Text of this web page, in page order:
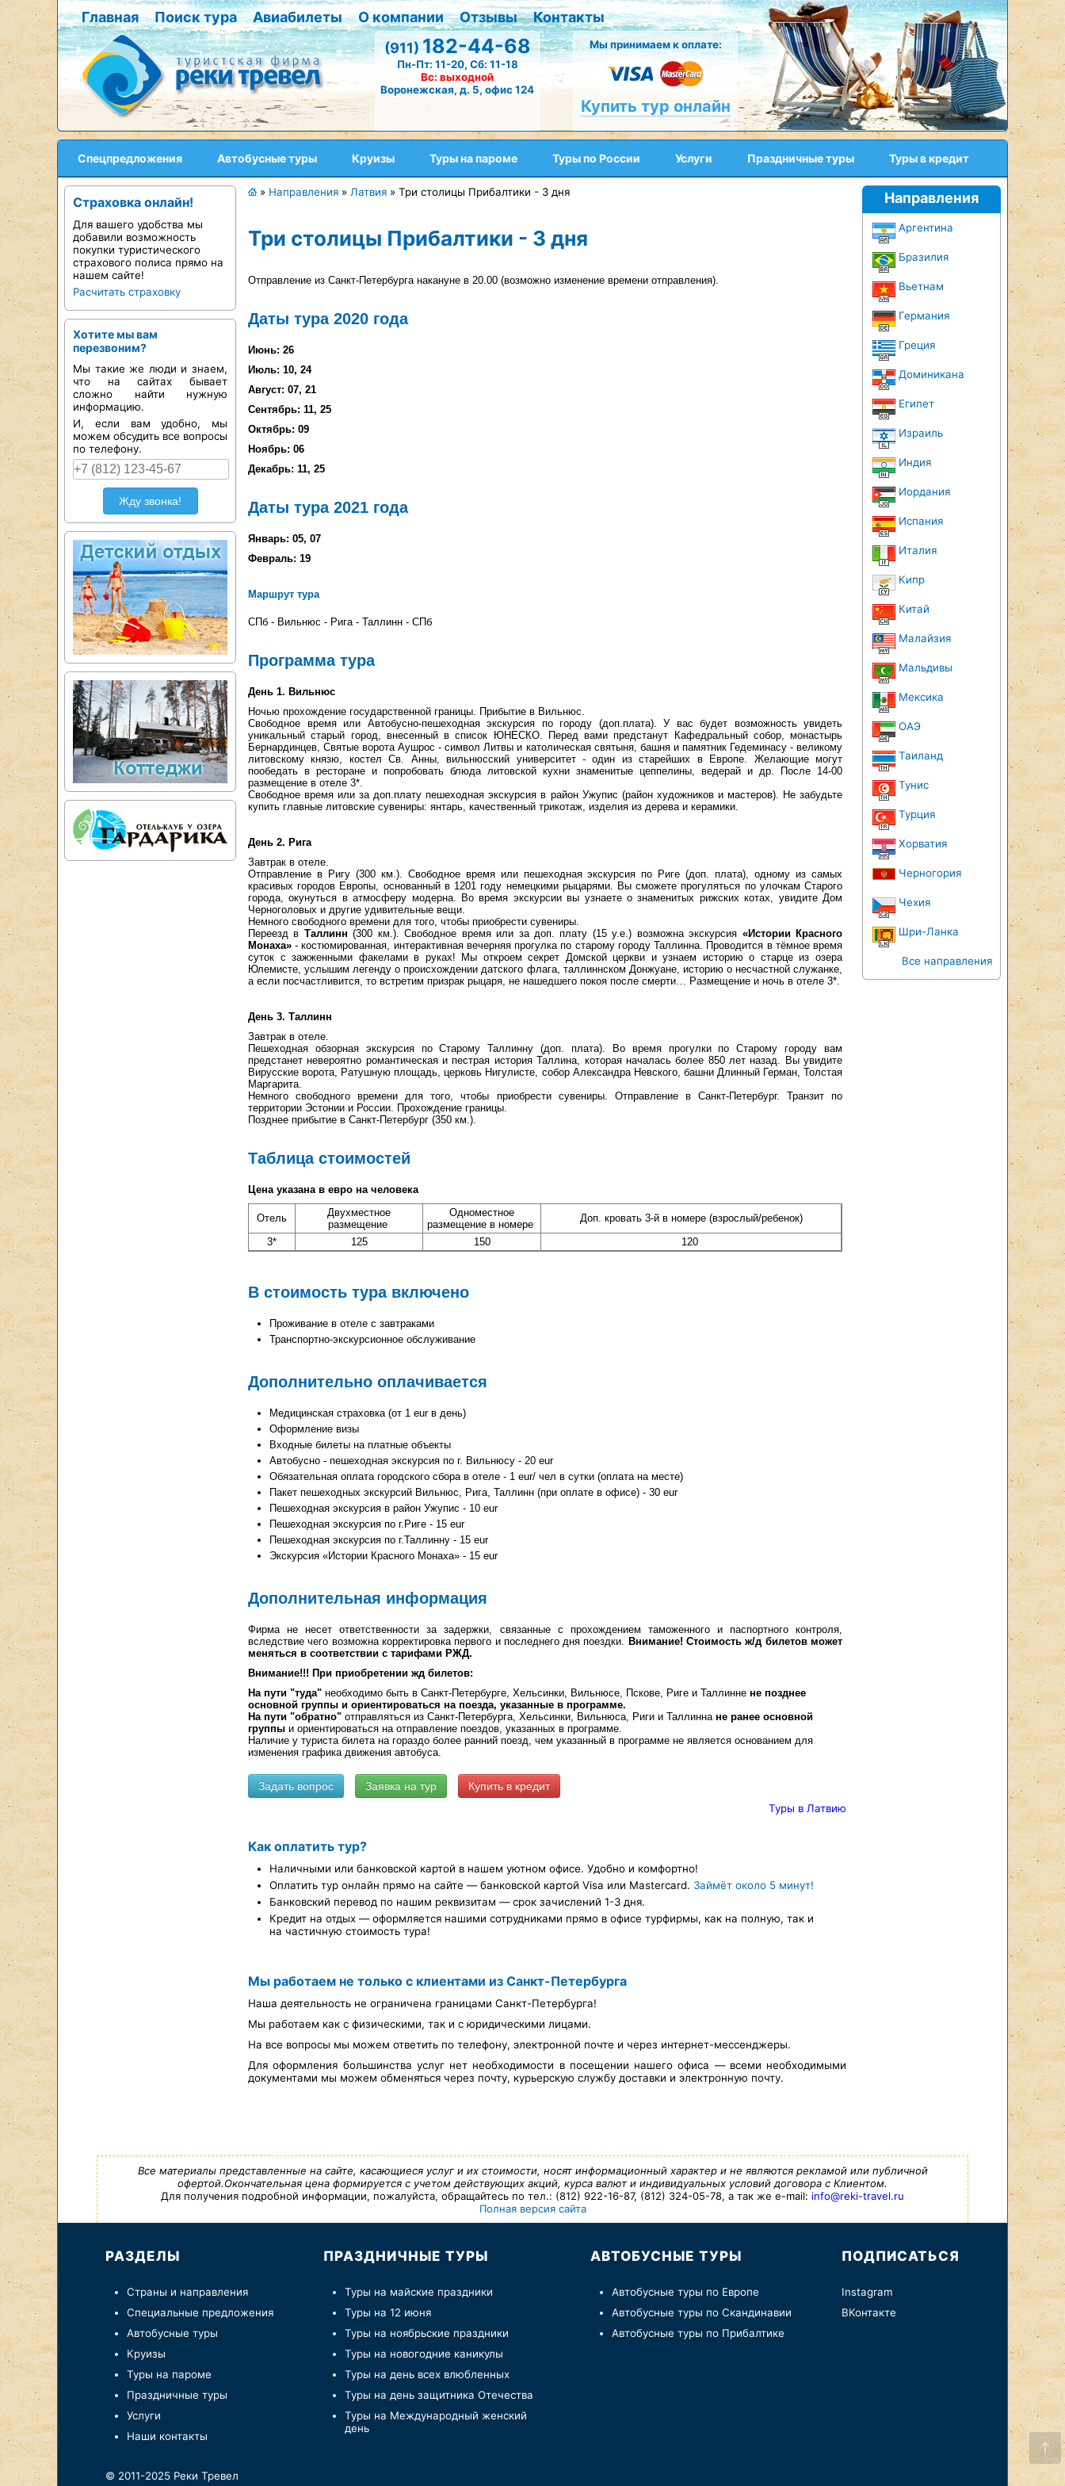
Главная Поиск тура Авиабилеты О компании Отзывы
Контакты
(911)182-44-68
Пн-Пт: 11-20, Сб: 11-18
Вс: выходной
Воронежская, д. 5, офис 124
Мы принимаем к оплате:
Купить тур онлайн
Спецпредложения Автобусные туры Круизы Туры на пароме Туры по России Услуги Праздничные туры Туры в кредит
Страховка онлайн!
Для вашего удобства мы
добавили возможность
покупки туристического
страхового полиса прямо на
нашем сайте!
Расчитать страховку
Хотите мы вам
перезвоним?
Мы такие же люди и знаем,
что на сайтах бывает
сложно найти нужную
информацию.
И, если вам удобно, мы
можем обсудить все вопросы
по телефону.
Жду звонка!
» Направления » Латвия » Три столицы Прибалтики - 3 дня
Три столицы Прибалтики - 3 дня
Отправление из Санкт-Петербурга накануне в 20.00 (возможно изменение времени отправления).
Даты тура 2020 года
Июнь: 26
Июль: 10, 24
Август: 07, 21
Сентябрь: 11, 25
Октябрь: 09
Ноябрь: 06
Декабрь: 11, 25
Даты тура 2021 года
Январь: 05, 07
Февраль: 19
Маршрут тура
СПб - Вильнюс - Рига - Таллинн - СПб
Программа тура
День 1. Вильнюс
Ночью прохождение государственной границы. Прибытие в Вильнюс.
Свободное время или Автобусно-пешеходная экскурсия по городу (доп.плата). У вас будет возможность увидеть
уникальный старый город, внесенный в список ЮНЕСКО. Перед вами предстанут Кафедральный собор, монастырь
Бернардинцев, Святые ворота Аушрос - символ Литвы и католическая святыня, башня и памятник Гедеминасу - великому
литовскому князю, костел Св. Анны, вильнюсский университет - один из старейших в Европе. Желающие могут
пообедать в ресторане и попробовать блюда литовской кухни знаменитые цеппелины, ведерай и др. После 14-00
размещение в отеле 3*.
Свободное время или за доп.плату пешеходная экскурсия в район Ужупис (район художников и мастеров). Не забудьте
купить главные литовские сувениры: янтарь, качественный трикотаж, изделия из дерева и керамики.
День 2. Рига
Завтрак в отеле.
Отправление в Ригу (300 км.). Свободное время или пешеходная экскурсия по Риге (доп. плата), одному из самых
красивых городов Европы, основанный в 1201 году немецкими рыцарями. Вы сможете прогуляться по улочкам Старого
города, окунуться в атмосферу модерна. Во время экскурсии вы узнаете о знаменитых рижских котах, увидите Дом
Черноголовых и другие удивительные вещи.
Немного свободного времени для того, чтобы приобрести сувениры.
Переезд в Таллинн (300 км.). Свободное время или за доп. плату (15 у.е.) возможна экскурсия «Истории Красного
Монаха» - костюмированная, интерактивная вечерняя прогулка по старому городу Таллинна. Проводится в тёмное время
суток с зажженными факелами в руках! Мы откроем секрет Домской церкви и узнаем историю о старце из озера
Юлемисте, услышим легенду о происхождении датского флага, таллиннском Донжуане, историю о несчастной служанке,
а если посчастливится, то встретим призрак рыцаря, не нашедшего покоя после смерти… Размещение и ночь в отеле 3*.
День 3. Таллинн
Завтрак в отеле.
Пешеходная обзорная экскурсия по Старому Таллинну (доп. плата). Во время прогулки по Старому городу вам
предстанет невероятно романтическая и пестрая история Таллина, которая началась более 850 лет назад. Вы увидите
Вирусские ворота, Ратушную площадь, церковь Нигулисте, собор Александра Невского, башни Длинный Герман, Толстая
Маргарита.
Немного свободного времени для того, чтобы приобрести сувениры. Отправление в Санкт-Петербург. Транзит по
территории Эстонии и России. Прохождение границы.
Позднее прибытие в Санкт-Петербург (350 км.).
Таблица стоимостей
Цена указана в евро на человека
Отель
Двухместное
размещение
Одноместное
размещение в номере
Доп. кровать 3-й в номере (взрослый/ребенок)
3*
125 150 120
В стоимость тура включено
Проживание в отеле с завтраками
Транспортно-экскурсионное обслуживание
Дополнительно оплачивается
Медицинская страховка (от 1 eur в день)
Оформление визы
Входные билеты на платные объекты
Автобусно - пешеходная экскурсия по г. Вильнюсу - 20 eur
Обязательная оплата городского сбора в отеле - 1 eur/ чел в сутки (оплата на месте)
Пакет пешеходных экскурсий Вильнюс, Рига, Таллинн (при оплате в офисе) - 30 eur
Пешеходная экскурсия в район Ужупис - 10 eur
Пешеходная экскурсия по г.Риге - 15 eur
Пешеходная экскурсия по г.Таллинну - 15 eur
Экскурсия «Истории Красного Монаха» - 15 eur
Дополнительная информация
Фирма не несет ответственности за задержки, связанные с прохождением таможенного и паспортного контроля,
вследствие чего возможна корректировка первого и последнего дня поездки. Внимание! Стоимость ж/д билетов может
меняться в соответствии с тарифами РЖД.
Внимание!!! При приобретении жд билетов:
На пути "туда" необходимо быть в Санкт-Петербурге, Хельсинки, Вильнюсе, Пскове, Риге и Таллинне не позднее
основной группы и ориентироваться на поезда, указанные в программе.
На пути "обратно" отправляться из Санкт-Петербурга, Хельсинки, Вильнюса, Риги и Таллинна не ранее основной
группы и ориентироваться на отправление поездов, указанных в программе.
Наличие у туриста билета на гораздо более ранний поезд, чем указанный в программе не является основанием для
изменения графика движения автобуса.
Купить в кредит
Туры в Латвию
Как оплатить тур?
Наличными или банковской картой в нашем уютном офисе. Удобно и комфортно!
Оплатить тур онлайн прямо на сайте — банковской картой Visa или Mastercard. Займёт около 5 минут!
Банковский перевод по нашим реквизитам — срок зачислений 1-3 дня.
Кредит на отдых — оформляется нашими сотрудниками прямо в офисе турфирмы, как на полную, так и
на частичную стоимость тура!
Мы работаем не только с клиентами из Санкт-Петербурга
Наша деятельность не ограничена границами Санкт-Петербурга!
Мы работаем как с физическими, так и с юридическими лицами.
На все вопросы мы можем ответить по телефону, электронной почте и через интернет-мессенджеры.
Для оформления большинства услуг нет необходимости в посещении нашего офиса — всеми необходимыми
документами мы можем обменяться через почту, курьерскую службу доставки и электронную почту.
Направления
Аргентина
Бразилия
Вьетнам
Германия
Греция
Доминикана
Египет
Израиль
Индия
Иордания
Испания
Италия
Кипр
Китай
Малайзия
Мальдивы
Мексика
ОАЭ
Таиланд
Тунис
Турция
Хорватия
Черногория
Чехия
Шри-Ланка
Все направления
Все материалы представленные на сайте, касающиеся услуг и их стоимости, носят информационный характер и не являются рекламой или публичной
офертой.Окончательная цена формируется с учетом действующих акций, курса валют и индивидуальных условий договора с Клиентом.
Для получения подробной информации, пожалуйста, обращайтесь по тел.: (812) 922-16-87, (812) 324-05-78, а так же e-mail: info@reki-travel.ru
Полная версия сайта
РАЗДЕЛЫ
Страны и направления
Специальные предложения
Автобусные туры
Круизы
Туры на пароме
Праздничные туры
Услуги
Наши контакты
ПРАЗДНИЧНЫЕ ТУРЫ
Туры на майские праздники
Туры на 12 июня
Туры на ноябрьские праздники
Туры на новогодние каникулы
Туры на день всех влюбленных
Туры на день защитника Отечества
Туры на Международный женский
день
АВТОБУСНЫЕ ТУРЫ
Автобусные туры по Европе
Автобусные туры по Скандинавии
Автобусные туры по Прибалтике
ПОДПИСАТЬСЯ
Instagram
ВКонтакте
© 2011-2025 Реки Тревел